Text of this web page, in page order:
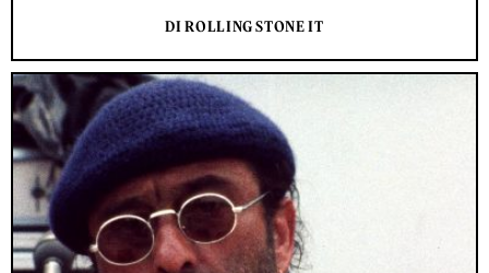
DI ROLLING STONE IT